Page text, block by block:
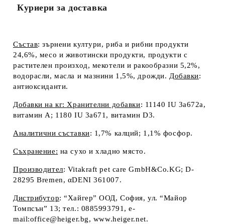
Куриери за доставка
Състав: зърнени култури, риба и рибни продукти
24,6%, месо и животински продукти, продукти с
растителен произход, мекотели и ракообразни 5,2%,
водорасли, масла и мазнини 1,5%, дрожди. Добавки:
антиоксиданти.
Добавки на кг: Хранителни добавки: 11140 IU 3a672a,
витамин А; 1180 IU 3a671, витамин D3.
Аналитични съставки: 1,7% калций; 1,1% фосфор.
Съхранение: на сухо и хладно място.
Производител: Vitakraft pet care GmbH&Co.KG; D-
28295 Bremen, αDENI 361007.
Дистрибутор: “Хайгер” ООД, София, ул. “Майор
Томпсън” 13; тел.: 0885993791, e-
mail:office@heiger.bg, www.heiger.net.